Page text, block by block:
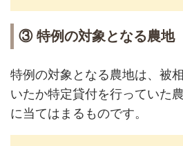
③ 特例の対象となる農地
特例の対象となる農地は、被
いたか特定貸付を行っていた
に当てはまるものです。